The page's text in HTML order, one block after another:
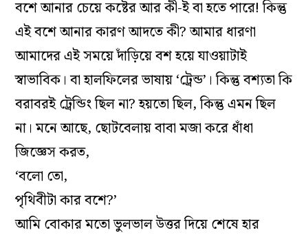
বশে আনার চেয়ে কষ্টের আর কী-ই বা হতে পারে! কিন্তু
এই বশে আনার কারণ আদতে কী? আমার ধারণা
আমাদের এই সময়ে দাঁড়িয়ে বশ হয়ে যাওয়াটাই
স্বাভাবিক। বা হালফিলের ভাষায় ‘ট্রেন্ড’। কিন্তু বশ্যতা কি
বরাবরই ট্রেন্ডিং ছিল না? হয়তো ছিল, কিন্তু এমন ছিল
না। মনে আছে, ছোটবেলায় বাবা মজা করে ধাঁধা
জিজ্ঞেস করত,
‘বলো তো,
পৃথিবীটা কার বশে?’
আমি বোকার মতো ভুলভাল উত্তর দিয়ে শেষে হার